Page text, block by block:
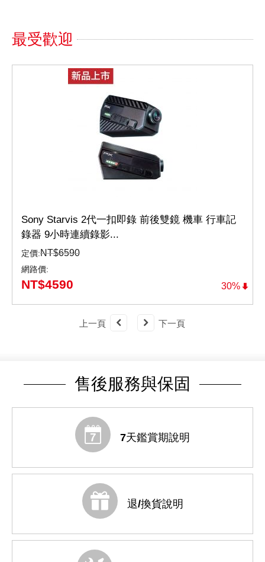
最受歡迎
30%
Sony Starvis 2代一扣即錄 前後雙鏡 機車 行車記
錄器 9小時連續錄影...
定價:NT$6590
網路價:
NT$4590
上一頁 下一頁
售後服務與保固
7天鑑賞期說明
退/換貨說明